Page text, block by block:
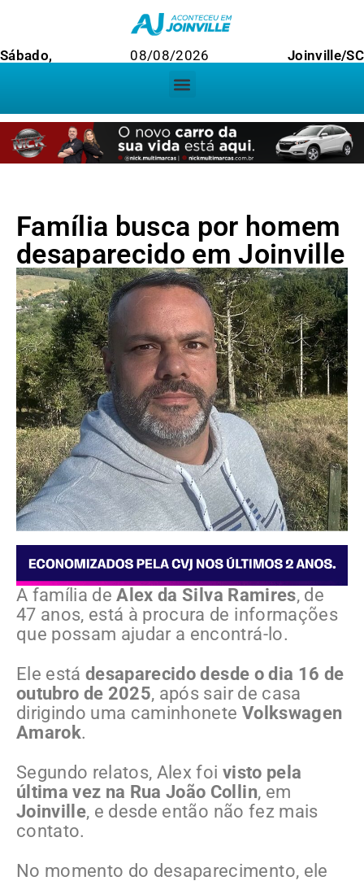
Sábado, 08/08/2026 Joinville/SC
Família busca por homem
desaparecido em Joinville
A família deAlex da Silva Ramires, de
47 anos, está à procura de informações
que possam ajudar a encontrá-lo.
Ele estádesaparecido desde o dia 16 de
outubro de 2025, após sair de casa
dirigindo uma caminhonete Volkswagen
Amarok.
Segundo relatos, Alex foi visto pela
última vez na Rua João Collin, em
Joinville, e desde então não fez mais
contato.
No momento do desaparecimento, ele